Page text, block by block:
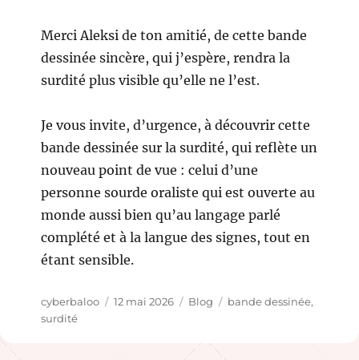
Merci Aleksi de ton amitié, de cette bande
dessinée sincère, qui j’espère, rendra la
surdité plus visible qu’elle ne l’est.
Je vous invite, d’urgence, à découvrir cette
bande dessinée sur la surdité, qui reflète un
nouveau point de vue : celui d’une
personne sourde oraliste qui est ouverte au
monde aussi bien qu’au langage parlé
complété et à la langue des signes, tout en
étant sensible.
Auteur
cyberbaloo
Publié
12 mai 2026 Catégories
Blog Étiquettes
bande dessinée,
surdité